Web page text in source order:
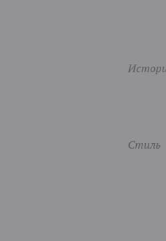
Стиль